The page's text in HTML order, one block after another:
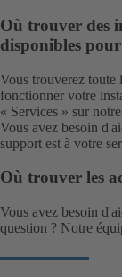
Où trouver des
disponibles
Vous trouverez toute
fonctionner votre
« Services » sur
Vous avez besoin
support est à votre
Où trouver les
Vous avez besoin
question ? Notre